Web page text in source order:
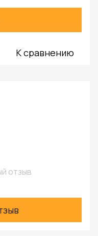
К сравнению
отзыв